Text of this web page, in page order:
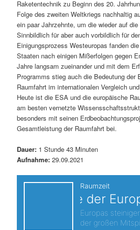
a
l
t
s
p
r
i
n
h
a
l
t
s
p
Raketentechnik zu Beginn des 20.
Folge des zweiten Weltkriegs nachhaltig
ein paar Jahrzehnte, um die wieder auf
Sinnbildlich für aber auch vorbildlich für
Einigungsprozess Westeuropas fanden
Staaten nach einigen Mißerfolgen gegen
Jahre langsam zueinander und mit dem
Programms stieg auch die Bedeutung der
Raumfahrt im internationalen Vergleich
Heute ist die ESA und die europäische
am besten vernetzte
besonders mit seinen
Gesamtleistung der Raumfahrt bei.
Dauer: 1 Stunde 43 Minuten
Aufnahme: 29.09.2021